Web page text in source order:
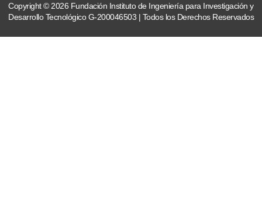
Copyright © 2026 Fundación Instituto de Ingeniería para Investigación y
Desarrollo Tecnológico G-200046503 | Todos los Derechos Reservados